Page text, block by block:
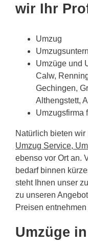
wir Ihr
Umzug
Umzüge und
Calw,
Gechingen,
Althengstett,
Umzugsfirma
Natürlich bieten wir
Umzug Service,
ebenso vor Ort an.
bedarf binnen
steht Ihnen unser
zu unseren
Preisen
Umzüge